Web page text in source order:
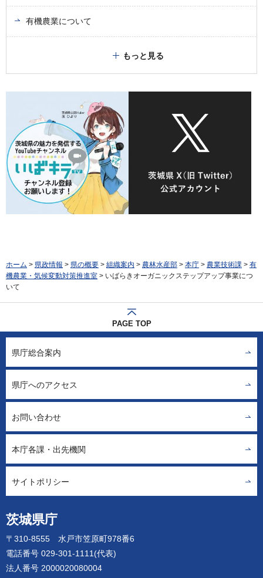
有機農業について
もっと見る
ホーム > 県政情報 > 県の概要 > 組織案内 > 農林水産部 > 本庁 > 農業技術課 > 有
機農業・気候変動対策推進室 > いばらきオーガニックステップアップ事業につ
いて
PAGE TOP
茨城県庁
〒310-8555 水戸市笠原町978番6
電話番号 029-301-1111(代表)
法人番号 2000020080004
県庁総合案内
県庁へのアクセス
お問い合わせ
本庁各課・出先機関
サイトポリシー